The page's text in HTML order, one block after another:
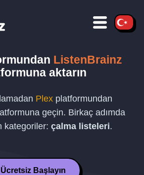
ListenBrainz
aktarın
Plexplatformundan
geçin. Birkaç adımda
kategoriler: çalma listeleri.
Ücretsiz Başlayın